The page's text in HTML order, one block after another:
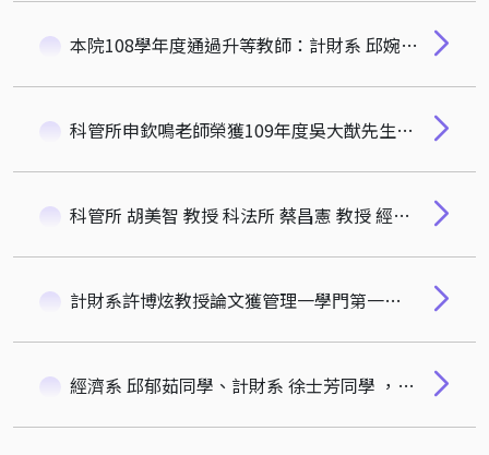
本院108學年度通過升等教師：計財系 邱婉茜副教授、科管所 王振源副教授、科管所 申欽鳴副教授！
科管所申欽鳴老師榮獲109年度吳大猷先生紀念獎
科管所 胡美智 教授 科法所 蔡昌憲 教授 經濟系 楊睿中 助理教授 榮獲109年厚德會傑出研究獎
計財系許博炫教授論文獲管理一學門第一級學術期刊Research Policy接受發表
經濟系 邱郁茹同學、計財系 徐士芳同學 ，榮獲科管院厚德會傑出學生獎